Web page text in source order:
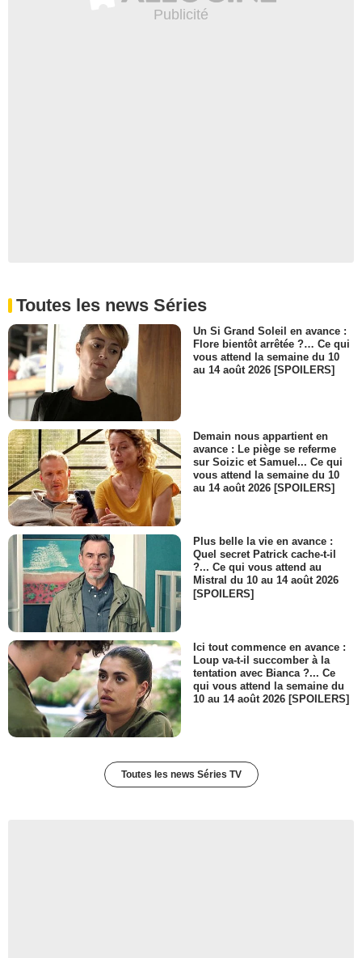
Toutes les news Séries
Un Si Grand Soleil en avance :
Flore bientôt arrêtée ?… Ce qui
vous attend la semaine du 10
au 14 août 2026 [SPOILERS]
Demain nous appartient en
avance : Le piège se referme
sur Soizic et Samuel... Ce qui
vous attend la semaine du 10
au 14 août 2026 [SPOILERS]
Plus belle la vie en avance :
Quel secret Patrick cache-t-il
?... Ce qui vous attend au
Mistral du 10 au 14 août 2026
[SPOILERS]
Ici tout commence en avance :
Loup va-t-il succomber à la
tentation avec Bianca ?... Ce
qui vous attend la semaine du
10 au 14 août 2026 [SPOILERS]
Toutes les news Séries TV